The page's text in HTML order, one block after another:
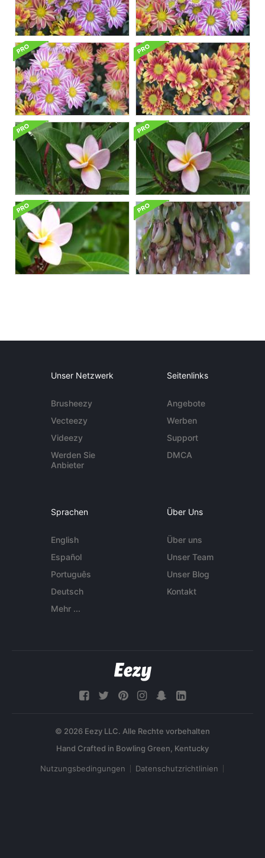
Unser Netzwerk
Brusheezy
Vecteezy
Videezy
Werden Sie
Anbieter
Seitenlinks
Angebote
Werben
Support
DMCA
Sprachen
English
Español
Português
Deutsch
Mehr ...
Über Uns
Über uns
Unser Team
Unser Blog
Kontakt
© 2026 Eezy LLC. Alle Rechte vorbehalten
Nutzungsbedingungen Datenschutzrichtlinien